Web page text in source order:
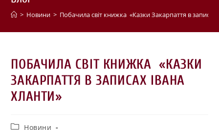
> Новини > Побачила світ книжка «Казки Закарпаття в записах
ПОБАЧИЛА СВІТ КНИЖКА «КАЗКИ
ЗАКАРПАТТЯ В ЗАПИСАХ ІВАНА
ХЛАНТИ»
Новини